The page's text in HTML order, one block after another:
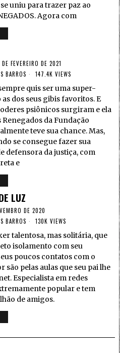
uniu para trazer paz ao
Agora com
FEVEREIRO DE 2021
BARROS 147.4K VIEWS
quis ser uma super-
dos seus gibis favoritos. E
psiônicos surgiram e ela
da Fundação
teve sua chance. Mas,
se consegue fazer sua
defensora da justiça, com
e
LUZ
DE 2020
BARROS 130K VIEWS
talentosa, mas solitária, que
isolamento com seu
poucos contatos com o
são pelas aulas que seu pai lhe
Especialista em redes
popular e tem
de amigos.